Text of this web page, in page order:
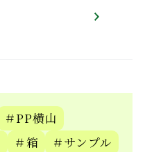
＃PP横山
＃箱
＃サンプル